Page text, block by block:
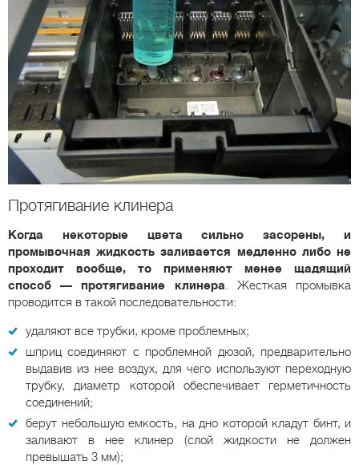
Протягивание клинера
Когда некоторые цвета сильно засорены, и
промывочная жидкость заливается медленно либо не
проходит вообще, то применяют менее щадящий
способ — протягивание клинера . Жесткая промывка
проводится в такой последовательности:
удаляют все трубки, кроме проблемных;
шприц соединяют с проблемной дюзой, предварительно
выдавив из нее воздух, для чего используют переходную
трубку, диаметр которой обеспечивает герметичность
соединений;
берут небольшую емкость, на дно которой кладут бинт, и
заливают в нее клинер (слой жидкости не должен
превышать 3 мм);